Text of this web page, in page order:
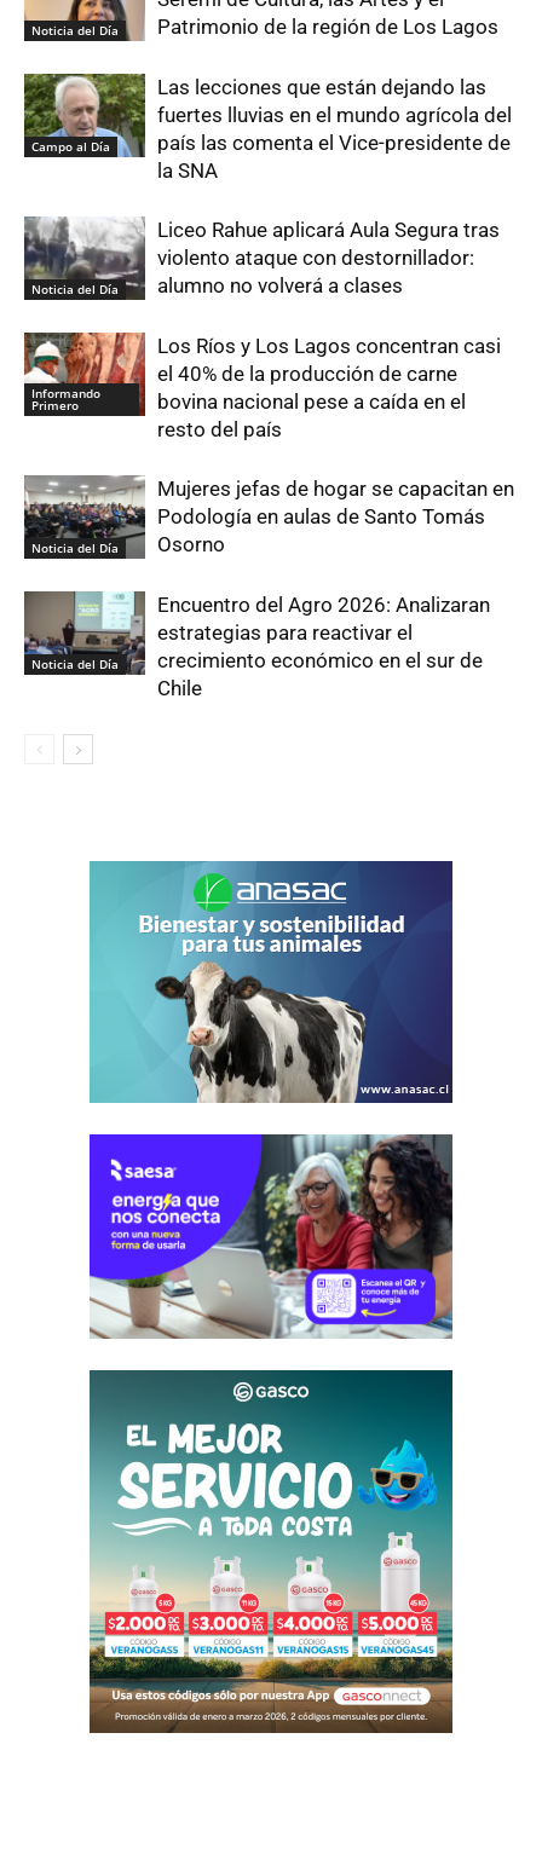
Noticia del Día
Patrimonio de la región de Los Lagos
Campo al Día
Las lecciones que están dejando las
fuertes lluvias en el mundo agrícola del
país las comenta el Vice-presidente de
la SNA
Noticia del Día
Liceo Rahue aplicará Aula Segura tras
violento ataque con destornillador:
alumno no volverá a clases
Informando
Primero
Los Ríos y Los Lagos concentran casi
el 40% de la producción de carne
bovina nacional pese a caída en el
resto del país
Noticia del Día
Mujeres jefas de hogar se capacitan en
Podología en aulas de Santo Tomás
Osorno
Noticia del Día
Encuentro del Agro 2026: Analizaran
estrategias para reactivar el
crecimiento económico en el sur de
Chile